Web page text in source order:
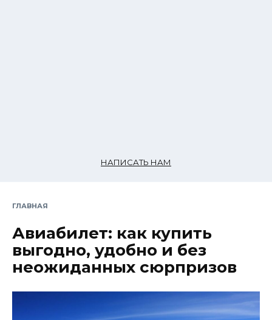
НАПИСАТЬ НАМ
ГЛАВНАЯ
Авиабилет: как купить
выгодно, удобно и без
неожиданных сюрпризов